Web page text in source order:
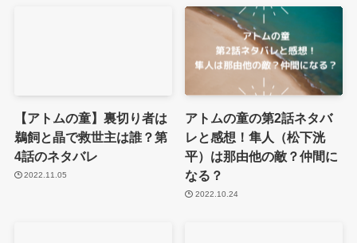
【アトムの童】裏切り者は
鵜飼と晶で救世主は誰？第
4話のネタバレ
2022.11.05
アトムの童の第2話ネタバ
レと感想！隼人（松下洸
平）は那由他の敵？仲間に
なる？
2022.10.24